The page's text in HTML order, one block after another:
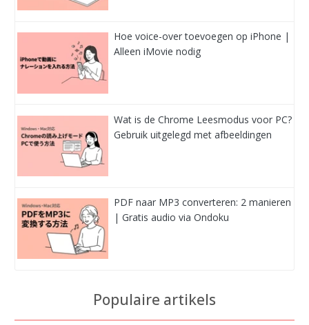
Hoe voice-over toevoegen op iPhone |
Alleen iMovie nodig
Wat is de Chrome Leesmodus voor PC?
Gebruik uitgelegd met afbeeldingen
PDF naar MP3 converteren: 2 manieren
| Gratis audio via Ondoku
Populaire artikels